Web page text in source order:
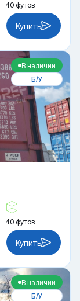
40 футов
Купить
В наличии
Б/У
40 футов
Купить
В наличии
Б/У